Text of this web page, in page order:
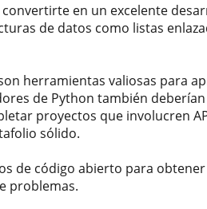
en un excelente
de datos como listas
herramientas valiosas para
de Python también
proyectos que involucren
sólido.
de código abierto para
problemas.